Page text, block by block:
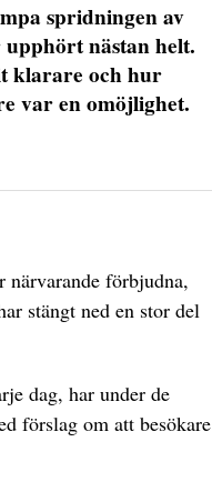
spridningen av
nästan helt.
klarare och hur
var en omöjlighet.
förbjudna,
stängt ned en stor del
dag, har under de
förslag om att besökare